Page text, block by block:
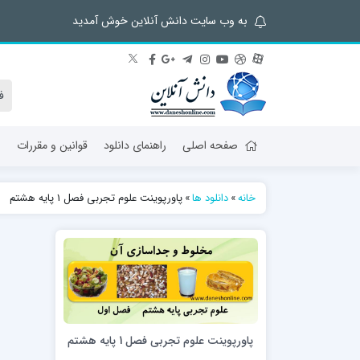
به وب سایت دانش آنلاین خوش آمدید
صفحه اصلی راهنمای دانلود قوانین و مقررات
خانه»دانلود ها»پاورپوینت علوم تجربی فصل 1 پایه هشتم
پاورپوینت علوم تجربی فصل 1 پایه هشتم